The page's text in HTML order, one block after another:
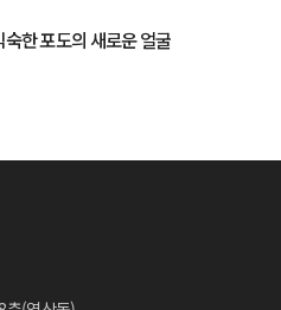
한 포도의 새로운 얼굴